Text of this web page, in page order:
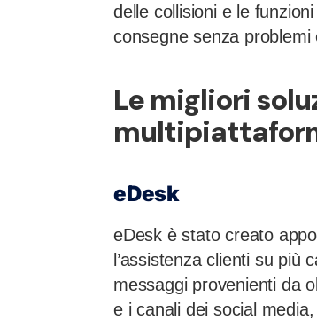
delle collisioni e le
consegne senza problemi
Le migliori
eDesk
eDesk è stato creato
l’assistenza clienti su più
messaggi provenienti da
e i canali dei social